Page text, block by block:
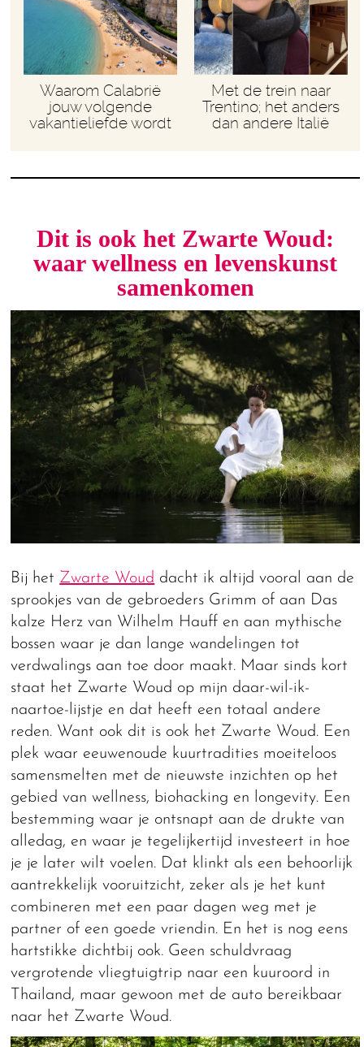
Waarom Calabrië
jouw volgende
vakantieliefde wordt
Met de trein naar
Trentino; het anders
dan andere Italië
Dit is ook het Zwarte Woud:
waar wellness en levenskunst
samenkomen
Bij het Zwarte Woud dacht ik altijd vooral aan de
sprookjes van de gebroeders Grimm of aan Das
kalze Herz van Wilhelm Hauff en aan mythische
bossen waar je dan lange wandelingen tot
verdwalings aan toe door maakt. Maar sinds kort
staat het Zwarte Woud op mijn daar-wil-ik-
naartoe-lijstje en dat heeft een totaal andere
reden. Want ook dit is ook het Zwarte Woud. Een
plek waar eeuwenoude kuurtradities moeiteloos
samensmelten met de nieuwste inzichten op het
gebied van wellness, biohacking en longevity. Een
bestemming waar je ontsnapt aan de drukte van
alledag, en waar je tegelijkertijd investeert in hoe
je je later wilt voelen. Dat klinkt als een behoorlijk
aantrekkelijk vooruitzicht, zeker als je het kunt
combineren met een paar dagen weg met je
partner of een goede vriendin. En het is nog eens
hartstikke dichtbij ook. Geen schuldvraag
vergrotende vliegtuigtrip naar een kuuroord in
Thailand, maar gewoon met de auto bereikbaar
naar het Zwarte Woud.